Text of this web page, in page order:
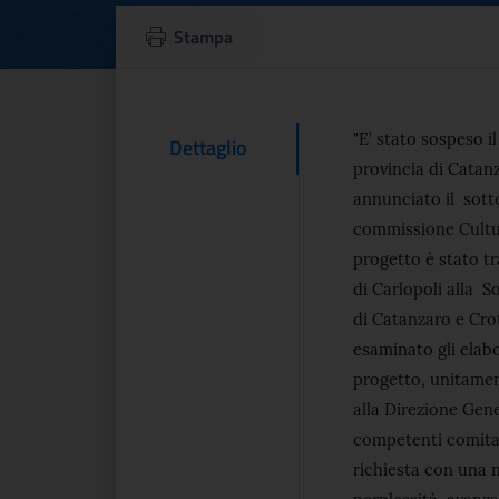
Calabria,
Stampa
Contenuto Del
Dettaglio Testo
"E’ stato sospeso
provincia di
annunciato il
commissione
progetto è stato
di Carlopoli alla
di Catanzaro e
esaminato gli
progetto,
alla Direzione
competenti
richiesta con una